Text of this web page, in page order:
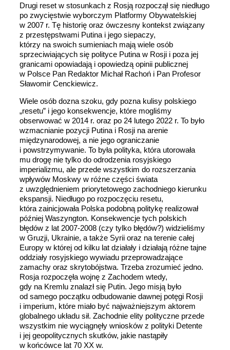
Drugi reset w stosunkach z Rosją rozpoczął się niedługo
po zwycięstwie wyborczym Platformy Obywatelskiej
w 2007 r. Tę historię oraz ówczesny kontekst związany
z przestępstwami Putina i jego siepaczy,
którzy na swoich sumieniach mają wiele osób
sprzeciwiających się polityce Putina w Rosji i poza jej
granicami opowiadają i opowiedzą opinii publicznej
w Polsce Pan Redaktor Michał Rachoń i Pan Profesor
Sławomir Cenckiewicz.
Wiele osób dozna szoku, gdy pozna kulisy polskiego
„resetu” i jego konsekwencje, które mogliśmy
obserwować w 2014 r. oraz po 24 lutego 2022 r. To było
wzmacnianie pozycji Putina i Rosji na arenie
międzynarodowej, a nie jego ograniczanie
i powstrzymywanie. To była polityka, która utorowała
mu drogę nie tylko do odrodzenia rosyjskiego
imperializmu, ale przede wszystkim do rozszerzania
wpływów Moskwy w różne części świata
z uwzględnieniem priorytetowego zachodniego kierunku
ekspansji. Niedługo po rozpoczęciu resetu,
która zainicjowała Polska podobną politykę realizował
później Waszyngton. Konsekwencje tych polskich
błędów z lat 2007-2008 (czy tylko błędów?) widzieliśmy
w Gruzji, Ukrainie, a także Syrii oraz na terenie całej
Europy w której od kilku lat działały i działają różne tajne
oddziały rosyjskiego wywiadu przeprowadzające
zamachy oraz skrytobójstwa. Trzeba zrozumieć jedno.
Rosja rozpoczęła wojnę z Zachodem wtedy,
gdy na Kremlu znalazł się Putin. Jego misją było
od samego początku odbudowanie dawnej potęgi Rosji
i imperium, które miało być najważniejszym aktorem
globalnego układu sił. Zachodnie elity polityczne przede
wszystkim nie wyciągnęły wniosków z polityki Detente
i jej geopolitycznych skutków, jakie nastąpiły
w końcówce lat 70 XX w.